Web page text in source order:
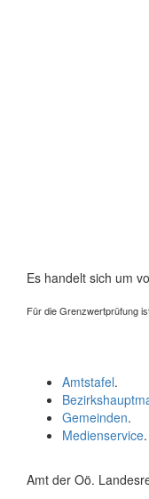
Es handelt sich um
Für die Grenzwertprüfung
Amtstafel.
Gemeinden.
Medienservice.
Amt der Oö.